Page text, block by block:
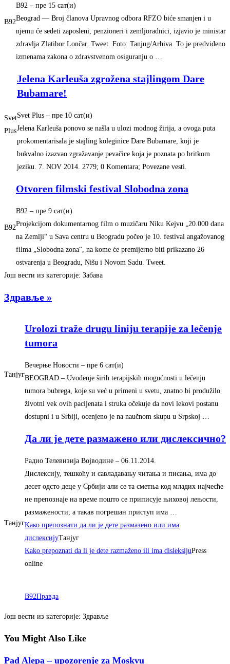
B92
B92 – ‎пре 15 сат(и)‎
Beograd — Broj članova Upravnog odbora RFZO biće smanjen i u
njemu će sedeti zaposleni, penzioneri i zemljoradnici, izjavio je ministar
zdravlja Zlatibor Lončar. Tweet. Foto: Tanjug/Arhiva. To je predviđeno
izmenama zakona o zdravstvenom osiguranju o …
Svet
Plus
Jelena Karleuša zgrožena stajlingom Dare
Bubamare!
Svet Plus – ‎пре 10 сат(и)‎
Jelena Karleuša ponovo se našla u ulozi modnog žirija, a ovoga puta
prokomentarisala je stajling koleginice Dare Bubamare, koji je
bukvalno izazvao zgražavanje pevačice koja je poznata po britkom
jeziku. 7. NOV 2014. 2779; 0 Komentara; Povezane vesti.
B92
Otvoren filmski festival Slobodna zona
B92 – ‎пре 9 сат(и)‎
Projekcijom dokumentarnog film o muzičaru Niku Kejvu „20.000 dana
na Zemlji“ u Sava centru u Beogradu počeo je 10. festival angažovanog
filma „Slobodna zona“, na kome će premijerno biti prikazano 26
ostvarenja u Beogradu, Nišu i Novom Sadu. Tweet.
Још вести из категорије: Забава
Здравље »
Танјуг
Urolozi traže drugu liniju terapije za lečenje
tumora
Вечерње Новости – ‎пре 6 сат(и)‎
BEOGRAD – Uvođenje širih terapijskih mogućnosti u lečenju
tumora bubrega, koje su već u primeni u svetu, znatno bi produžilo
životni vek ovih pacijenata i struka očekuje da novi lekovi postanu
dostupni i u Srbiji, ocenjeno je na naučnom skupu u Srpskoj …
Танјуг
Да ли је дете размажено или дислексично?
Радио Телевизија Војводине – ‎06.11.2014.‎
Дислексију, тешкоћу и савладавању читања и писања, има до
десет одсто деце у Србији али се та сметња код младих најчесће
не препознаје на време пошто се приписује њиховој лењости,
размажености, а такав погрешан приступ има …
Kако препознати да ли jе дете размазено или има
дислексиjуТанјуг
Kako prepoznati da li je dete razmaženo ili ima disleksijuPress
online
B92Правда
Још вести из категорије: Здравље
You Might Also Like
Pad Alepa – upozorenje za Moskvu